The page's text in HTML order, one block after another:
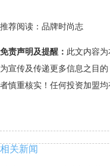
推荐阅读： 品牌时尚志
免责声明及提醒： 此文内容
为宣传及传递更多信息之目
者慎重核实！任何投资加盟
相关新闻